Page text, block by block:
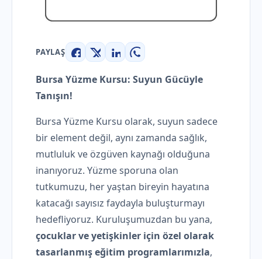
PAYLAŞ
Facebook
X LinkedInWhatsApp
Bursa Yüzme Kursu: Suyun Gücüyle
Tanışın!
Bursa Yüzme Kursu olarak, suyun sadece
bir element değil, aynı zamanda sağlık,
mutluluk ve özgüven kaynağı olduğuna
inanıyoruz. Yüzme sporuna olan
tutkumuzu, her yaştan bireyin hayatına
katacağı sayısız faydayla buluşturmayı
hedefliyoruz. Kuruluşumuzdan bu yana,
çocuklar ve yetişkinler için özel olarak
tasarlanmış eğitim programlarımızla,